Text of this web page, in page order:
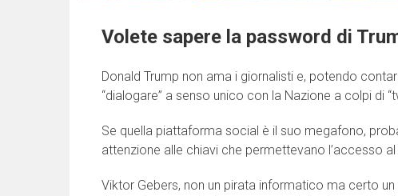
Volete sapere la password di
Donald Trump non ama i giornalisti e, potendo
“dialogare” a senso unico con la Nazione a colpi di
Se quella piattaforma social è il suo megafono,
attenzione alle chiavi che permettevano l’accesso
Viktor Gebers, non un pirata informatico ma certo